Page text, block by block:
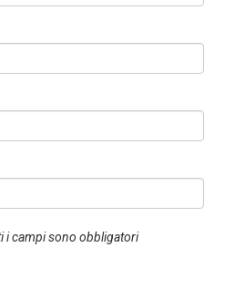
i campi sono obbligatori